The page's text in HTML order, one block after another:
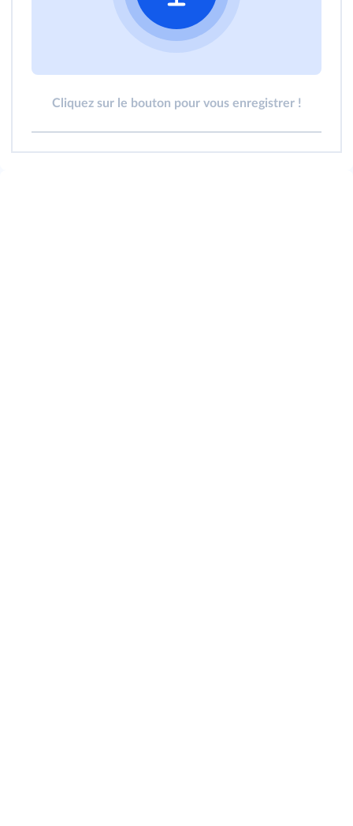
Cliquez sur le bouton pour vous enregistrer !